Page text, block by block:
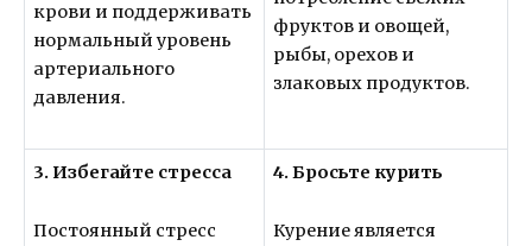
крови и поддерживать
нормальный уровень
артериального
давления.
фруктов и овощей,
рыбы, орехов и
злаковых продуктов.
3. Избегайте стресса
Постоянный стресс
4. Бросьте курить
Курение является